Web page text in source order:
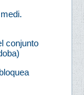
conjunto